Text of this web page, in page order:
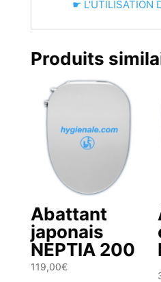
☛ L'UTILISATION
Produits
Abattant
japonais
NEPTIA 200
119,00€